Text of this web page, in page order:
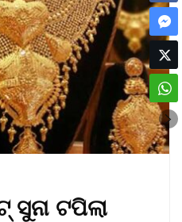
ସୁନା ଟପିଲା